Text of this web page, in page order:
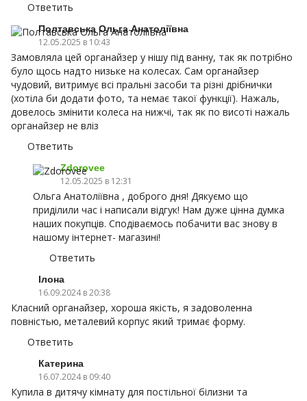
Ответить
Полтавська Ольга Анатоліївна
12.05.2025 в 10:43
Замовляла цей органайзер у нішу під ванну, так як потрібно
було щось надто низьке на колесах. Сам органайзер
чудовий, витримує всі пральні засоби та різні дрібнички
(хотіла би додати фото, та немає такої функції). Нажаль,
довелось змінити колеса на нижчі, так як по висоті нажаль
органайзер не вліз
Ответить
Zdorovee
12.05.2025 в 12:31
Ольга Анатоліївна , доброго дня! Дякуємо що
приділили час і написали відгук! Нам дуже цінна думка
наших покупців. Сподіваємось побачити вас знову в
нашому інтернет- магазині!
Ответить
Ілона
16.09.2024 в 20:38
Класний органайзер, хороша якість, я задоволенна
повністью, металевий корпус який тримає форму.
Ответить
Катерина
16.07.2024 в 09:40
Купила в дитячу кімнату для постільної білизни та